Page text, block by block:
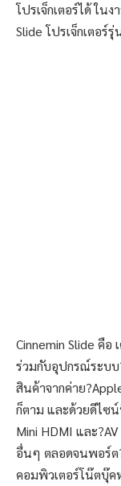
โปรเจ็กเตอร์ได้ ใน
Slide โปรเจ็กเตอร์
Cinnemin Slide คือ
ร่วมกับอุปกรณ์ระบบ
สินค้าจากค่าย
ก็ตาม และด้วยดีไซ
Mini HDMI และ
อื่นๆ ตลอดจนพอร์ต
คอมพิวเตอร์โน๊ตบุ๊